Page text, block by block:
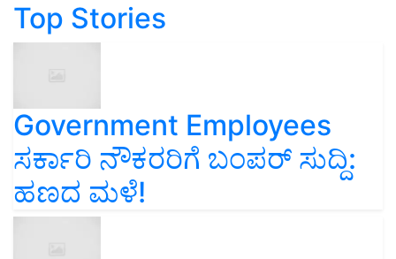
Top Stories
Government Employees
ಸರ್ಕಾರಿ ನೌಕರರಿಗೆ ಬಂಪರ್‌ ಸುದ್ದಿ:
ಹಣದ ಮಳೆ!